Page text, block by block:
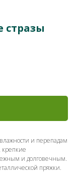
и перепадам
крепкие
и долговечным.
пряжки.